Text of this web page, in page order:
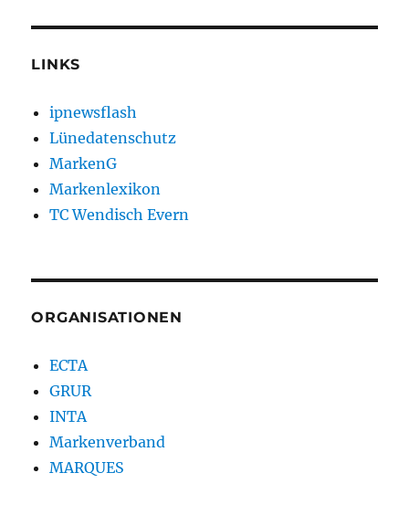
LINKS
ipnewsflash
Lünedatenschutz
MarkenG
Markenlexikon
TC Wendisch Evern
ORGANISATIONEN
ECTA
GRUR
INTA
Markenverband
MARQUES